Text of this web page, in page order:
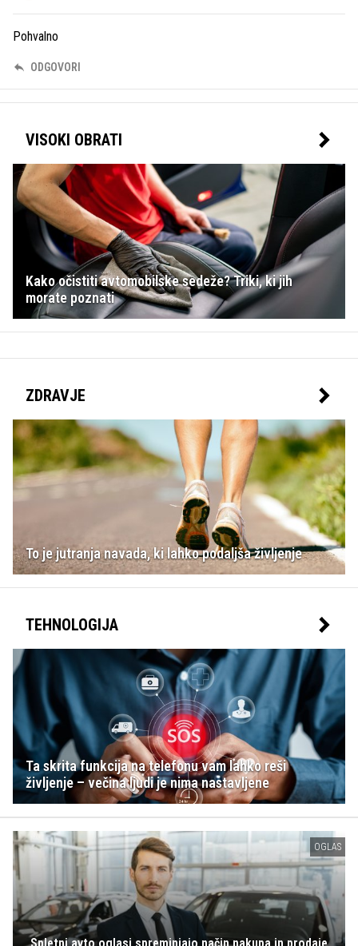
Pohvalno
ODGOVORI
VISOKI OBRATI
Kako očistiti avtomobilske sedeže? Triki, ki jih
morate poznati
ZDRAVJE
To je jutranja navada, ki lahko podaljša življenje
TEHNOLOGIJA
Ta skrita funkcija na telefonu vam lahko reši
življenje – večina ljudi je nima nastavljene
OGLAS